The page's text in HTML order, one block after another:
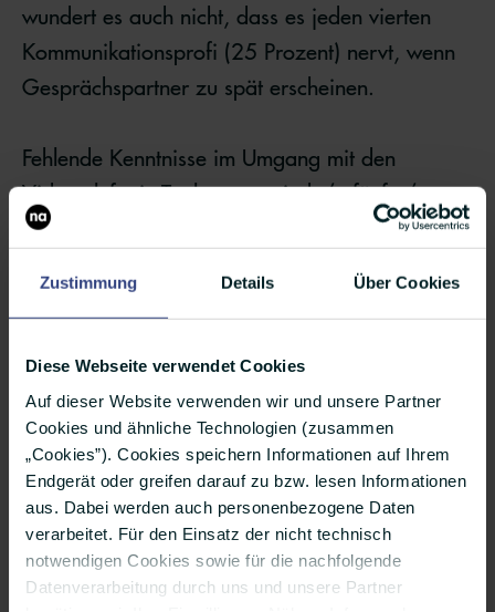
Zustimmung Details Über Cookies
Diese Webseite verwendet Cookies
Auf dieser Website verwenden wir und unsere Partner
Cookies und ähnliche Technologien (zusammen
„Cookies”). Cookies speichern Informationen auf Ihrem
Endgerät oder greifen darauf zu bzw. lesen Informationen
aus. Dabei werden auch personenbezogene Daten
verarbeitet. Für den Einsatz der nicht technisch
notwendigen Cookies sowie für die nachfolgende
Datenverarbeitung durch uns und unsere Partner
wundert es auch nicht, dass es jeden vierten
Kommunikationsprofi (25 Prozent) nervt, wenn
Gesprächspartner zu spät erscheinen.
Fehlende Kenntnisse im Umgang mit den
Videotelefonie-Tools nerven jede/n fünfte/n
Befragte/n. Dann zum Beispiel, wenn in
werden. Das setzt 21 Prozent der Schweizer
Teilnehmer*innen in Online-Meetings fragen
„Hört ihr mich?“ oder „Mist, ich bin
rausgeflogen“, dann fühlt sich knapp jeder
fünfte PR-Profi gestört (19 Prozent).
Privates ist... ok